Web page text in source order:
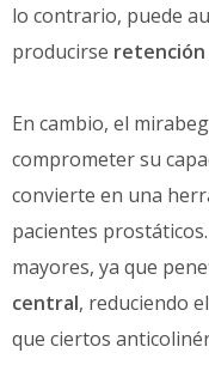
lo contrario, puede
producirse
En cambio, el
comprometer su
convierte en una
pacientes
mayores, ya que
central, reduciendo
que ciertos